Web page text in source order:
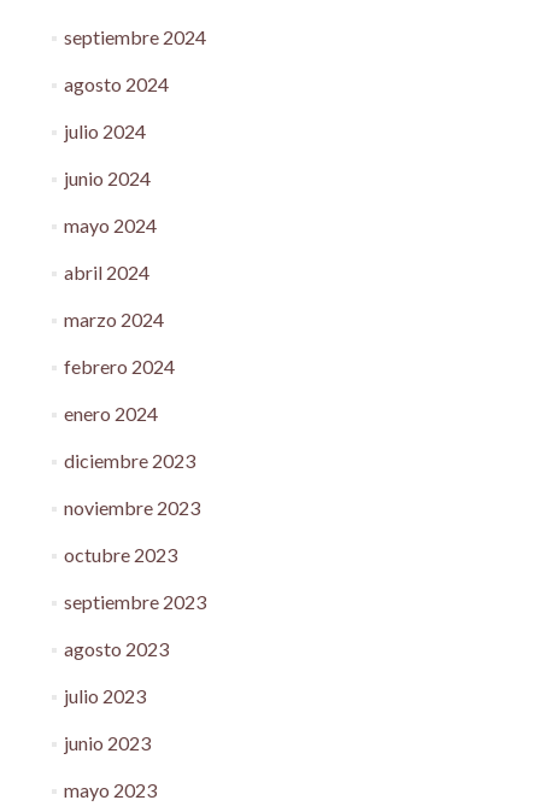
septiembre 2024
agosto 2024
julio 2024
junio 2024
mayo 2024
abril 2024
marzo 2024
febrero 2024
enero 2024
diciembre 2023
noviembre 2023
octubre 2023
septiembre 2023
agosto 2023
julio 2023
junio 2023
mayo 2023